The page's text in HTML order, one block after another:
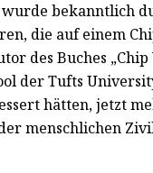
bekanntlich
die auf einem
des Buches
der Tufts
hätten, jetzt
menschlichen